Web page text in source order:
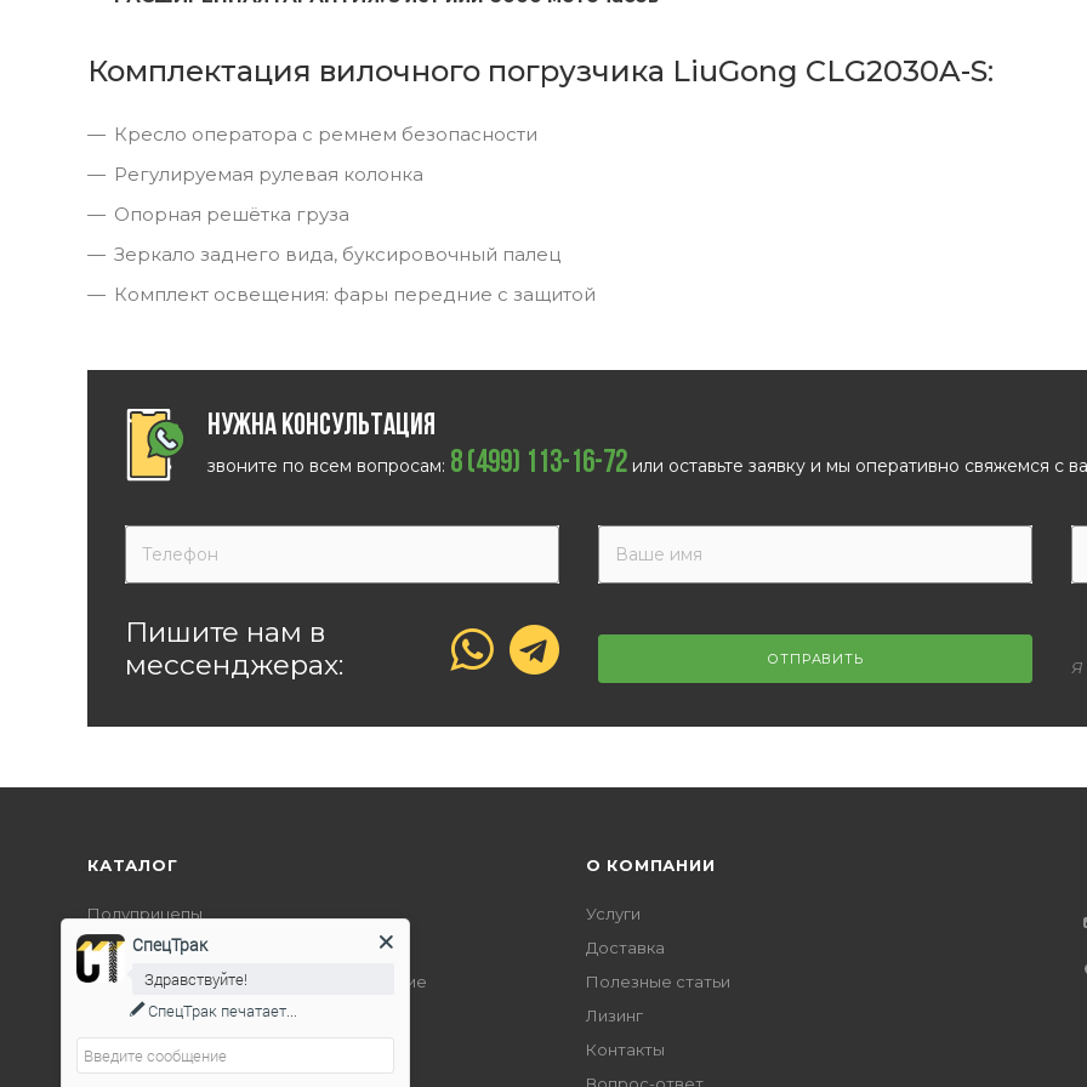
Комплектация вилочного погрузчика LiuGong CLG2030A-S:
Кресло оператора с ремнем безопасности
Регулируемая рулевая колонка
Опорная решётка груза
Зеркало заднего вида, буксировочный палец
Комплект освещения: фары передние с защитой
Нужна консультация
звоните по всем вопросам: 8 (499) 113-16-72 или оставьте заявку и мы оперативно свяжемся с
Пишите нам в
мессенджерах:
ОТПРАВИТЬ Я
КАТАЛОГ
Полуприцепы
Дорожно-строительная техника
Подъемно-транспортное оборудование
О КОМПАНИИ
Услуги
Доставка
Полезные статьи
Лизинг
Контакты
СпецТрак
Здравствуйте!
СпецТрак печатает...